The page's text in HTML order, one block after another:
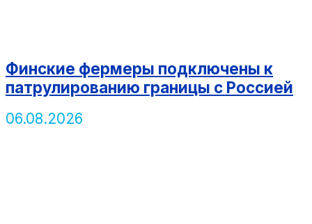
Финские фермеры подключены к
патрулированию границы с Россией
06.08.2026